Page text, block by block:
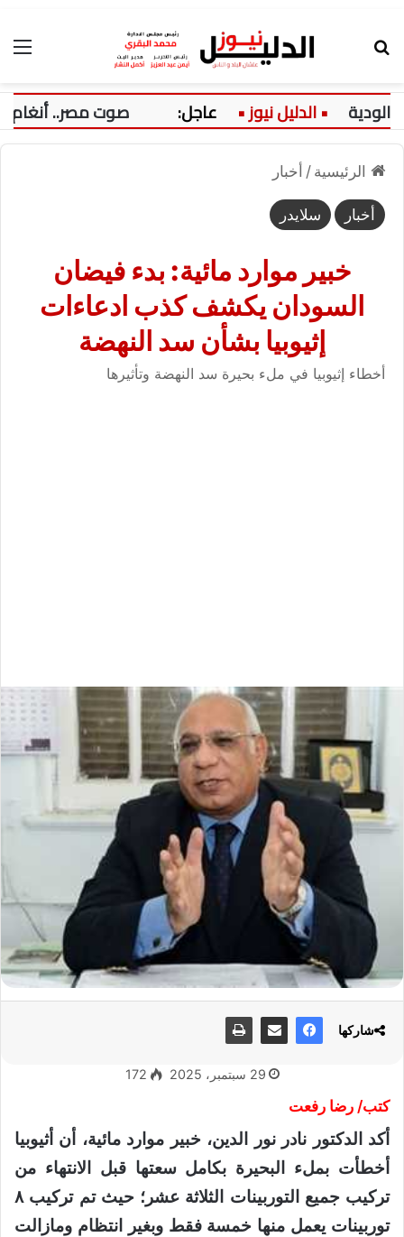
عاجل: صوت مصر.. أنغام
الرئيسية / أخبار
أخبار سلايدر
خبير موارد مائية: بدء فيضان
السودان يكشف كذب ادعاءات
إثيوبيا بشأن سد النهضة
أخطاء إثيوبيا في ملء بحيرة سد النهضة وتأثيرها
29 سبتمبر، 2025 172
كتب/ رضا رفعت
أكد الدكتور نادر نور الدين، خبير موارد مائية، أن أثيوبيا
أخطأت بملء البحيرة بكامل سعتها قبل الانتهاء من
تركيب جميع التوربينات الثلاثة عشر؛ حيث تم تركيب ٨
توربينات يعمل منها خمسة فقط وبغير انتظام ومازالت
شاركها